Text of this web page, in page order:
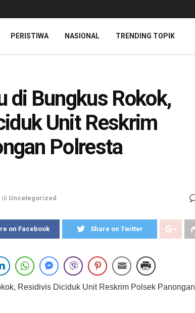
PERISTIWA NASIONAL TRENDING TOPIK
di Bungkus Rokok,
Unit Reskrim
Polresta
di Uncategorized
on Facebook Share on Twitter
Residivis Diciduk Unit Reskrim Polsek Panongan